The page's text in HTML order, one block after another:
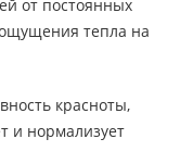
от постоянных
тепла на
красноты,
и нормализует